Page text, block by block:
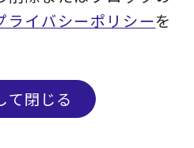
内容からお客様イン
ライバシーポリシーを
て閉じる